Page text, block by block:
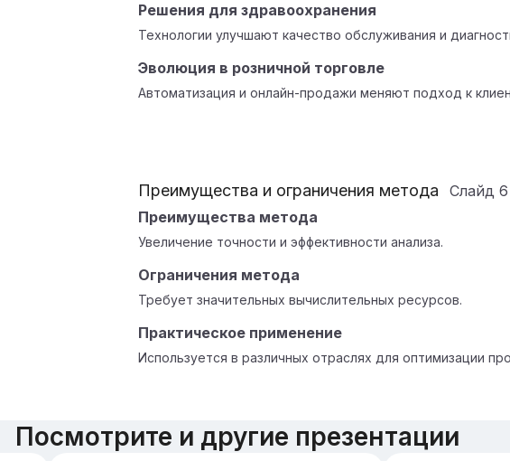
Решения для здравоохранения
Технологии улучшают качество обслуживания и
Эволюция в розничной торговле
Автоматизация и онлайн-продажи меняют подход к
Преимущества и ограничения метода Слайд 6
Преимущества метода
Увеличение точности и эффективности анализа.
Ограничения метода
Требует значительных вычислительных ресурсов.
Практическое применение
Используется в различных отраслях для оптимизации
Посмотрите и другие презентации